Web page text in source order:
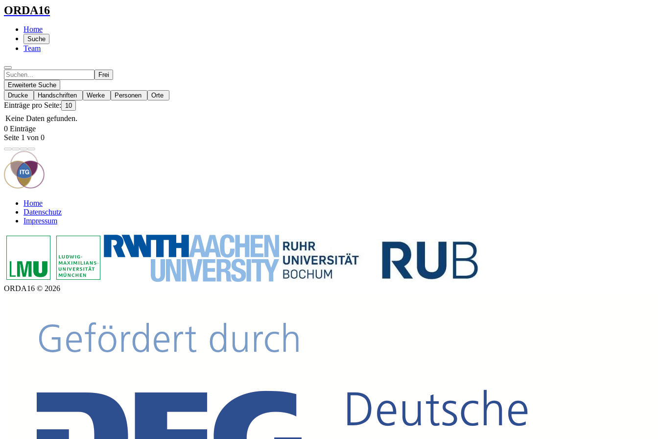
ORDA16
Home
Suche
Team
Frei
Erweiterte Suche
Drucke
Handschriften Werke Personen Orte
Einträge pro Seite: 10
Keine Daten gefunden.
0 Einträge
Seite 1 von 0
Home
Datenschutz
Impressum
ORDA16 © 2026